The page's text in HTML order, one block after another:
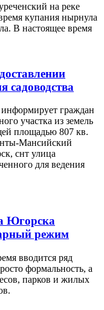
на реке
купания нырнула
В настоящее время
садоводства
граждан
участка из земель
площадью 807 кв.
Мансийский
снт улица
для ведения
Югорска
режим
вводится ряд
формальность, а
парков и жилых